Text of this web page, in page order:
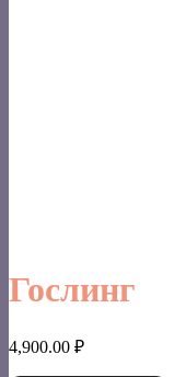
Гослинг
4,900.00 ₽